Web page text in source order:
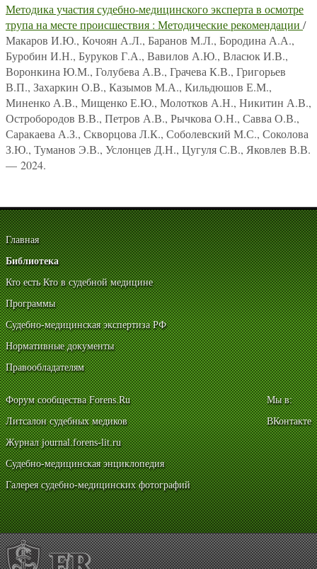
Методика участия судебно-медицинского эксперта в осмотре
трупа на месте происшествия : Методические рекомендации /
Макаров И.Ю., Кочоян А.Л., Баранов М.Л., Бородина А.А.,
Буробин И.Н., Буруков Г.А., Вавилов А.Ю., Власюк И.В.,
Воронкина Ю.М., Голубева А.В., Грачева К.В., Григорьев
В.П., Захаркин О.В., Казымов М.А., Кильдюшов Е.М.,
Миненко А.В., Мищенко Е.Ю., Молотков А.Н., Никитин А.В.,
Остробородов В.В., Петров А.В., Рычкова О.Н., Савва О.В.,
Саракаева А.З., Скворцова Л.К., Соболевский М.С., Соколова
З.Ю., Туманов Э.В., Услонцев Д.Н., Цугуля С.В., Яковлев В.В.
— 2024.
Главная
Библиотека
Кто есть Кто в судебной медицине
Программы
Судебно-медицинская экспертиза РФ
Нормативные документы
Правообладателям
Форум сообщества Forens.Ru
Литсалон судебных медиков
Журнал journal.forens-lit.ru
Судебно-медицинская энциклопедия
Галерея судебно-медицинских фотографий
Мы в:
ВКонтакте